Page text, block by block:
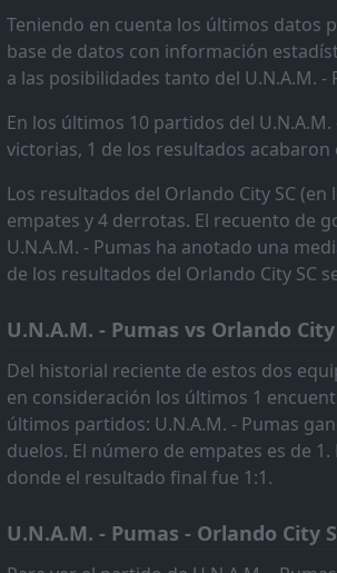
23 Jul
Orlando City SC
FT
23:30
23 May
FC Cincinnati
Orlando City SC
FT
23:30
May
Orlando City SC
Atlanta United FC
FT
23:30
May
Orlando City SC
Philadelphia Union
FT
Montreal Impact
FT
23:15
02May
Orlando City SC
23:30
25Apr
DC United
Orlando City SC
FT
22 Apr
Orlando City SC
Orlando City SC
Teniendo en cuenta los últimos datos
base de datos con información
a las posibilidades tanto del U.N.A.M.
En los últimos 10 partidos del
victorias, 1 de los resultados
Los resultados del Orlando City SC
empates y 4 derrotas. El recuento de
U.N.A.M. - Pumas ha anotado una
de los resultados del Orlando City SC
U.N.A.M. - Pumas vs Orlando
Del historial reciente de estos dos
en consideración los últimos 1
últimos partidos: U.N.A.M. - Pumas
duelos. El número de empates es de
donde el resultado final fue 1:1.
U.N.A.M. - Pumas - Orlando City